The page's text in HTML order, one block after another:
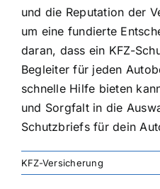
und die Reputation der
um eine fundierte
daran, dass ein KFZ-
Begleiter für jeden
schnelle Hilfe bieten
und Sorgfalt in die
Schutzbriefs für dein
KFZ-Versicherung